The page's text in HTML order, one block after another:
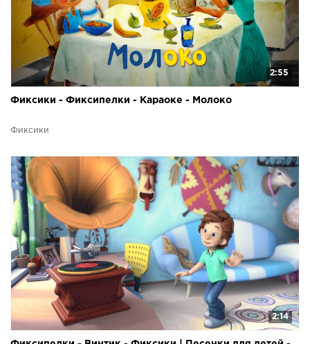
2:55
Фиксики - Фиксипелки - Караоке - Молоко
Фиксики
2:14